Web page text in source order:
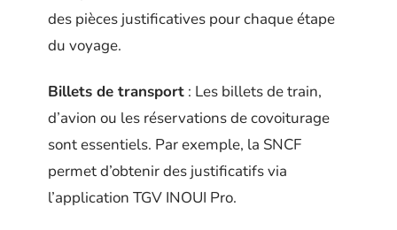
des pièces justificatives pour chaque étape
du voyage.
Billets de transport : Les billets de train,
d’avion ou les réservations de covoiturage
sont essentiels. Par exemple, la SNCF
permet d’obtenir des justificatifs via
l’application TGV INOUI Pro.